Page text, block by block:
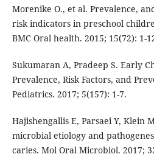
Morenike O., et al. Prevalence,
risk indicators in preschool
BMC Oral health. 2015; 15(72): 1-
Sukumaran A, Pradeep S. Early
Prevalence, Risk Factors, and
Pediatrics. 2017; 5(157): 1-7.
Hajishengallis E, Parsaei Y, Klein
microbial etiology and
caries. Mol Oral Microbiol. 2017;